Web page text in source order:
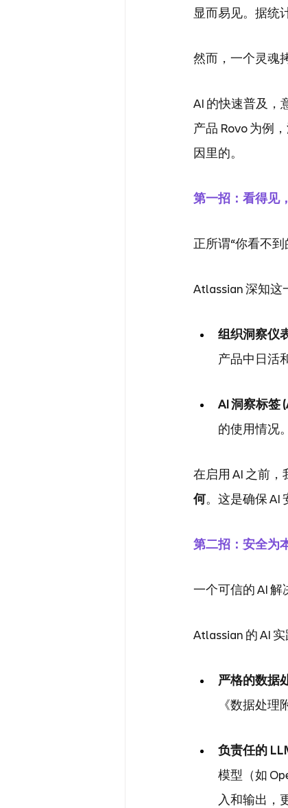
显而易见。据统
然而，一个灵魂
AI 的快速普及，
产品 Rovo 为例
因里的。
第一招：看得见
正所谓“你看不
Atlassian 深知这
组织洞察仪
产品中日活
AI 洞察标签
的使用情况
在启用 AI 之前，
何。这是确保 AI
第二招：安全为
一个可信的 AI
Atlassian 的 AI
严格的数据
《数据处理
负责任的
模型（如
入和输出，